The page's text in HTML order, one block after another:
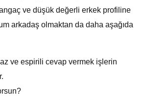
ve düşük değerli erkek profiline
arkadaş olmaktan da daha aşağıda
ve espirili cevap vermek işlerin